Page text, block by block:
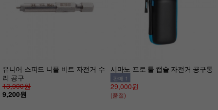
유니어 스피드 니플 비트 자전거 수
리 공구
13,000원
9,200원
시마노 프로 툴 캡슐 자전거 공구통
판매 1
29,000원
(품절)